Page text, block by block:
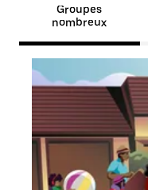
Groupes
nombreux